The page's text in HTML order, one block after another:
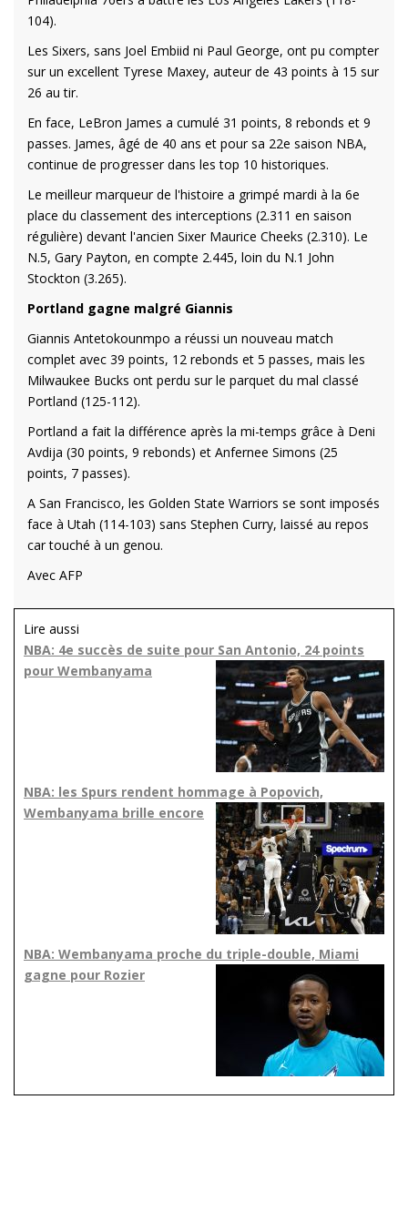
104).
Les Sixers, sans Joel Embiid ni Paul George, ont pu compter
sur un excellent Tyrese Maxey, auteur de 43 points à 15 sur
26 au tir.
En face, LeBron James a cumulé 31 points, 8 rebonds et 9
passes. James, âgé de 40 ans et pour sa 22e saison NBA,
continue de progresser dans les top 10 historiques.
Le meilleur marqueur de l'histoire a grimpé mardi à la 6e
place du classement des interceptions (2.311 en saison
régulière) devant l'ancien Sixer Maurice Cheeks (2.310). Le
N.5, Gary Payton, en compte 2.445, loin du N.1 John
Stockton (3.265).
Portland gagne malgré Giannis
Giannis Antetokounmpo a réussi un nouveau match
complet avec 39 points, 12 rebonds et 5 passes, mais les
Milwaukee Bucks ont perdu sur le parquet du mal classé
Portland (125-112).
Portland a fait la différence après la mi-temps grâce à Deni
Avdija (30 points, 9 rebonds) et Anfernee Simons (25
points, 7 passes).
A San Francisco, les Golden State Warriors se sont imposés
face à Utah (114-103) sans Stephen Curry, laissé au repos
car touché à un genou.
Avec AFP
Lire aussi
NBA: 4e succès de suite pour San Antonio, 24 points
pour Wembanyama
NBA: les Spurs rendent hommage à Popovich,
Wembanyama brille encore
NBA: Wembanyama proche du triple-double, Miami
gagne pour Rozier